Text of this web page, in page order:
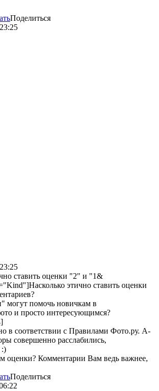
Поделиться
ставить оценки "2" и "1&
этично ставить оценки
могут помочь новичкам в
и просто интересующимся?
в соответствии с Правилами Фото.ру. А-
совершенно расслабились,
:)
оценки? Комментарии Вам ведь важнее,
Поделиться